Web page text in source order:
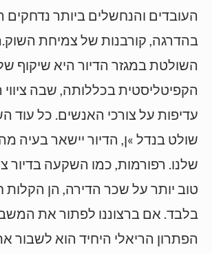
העובדים והנחשלים ביותר נדחקים
בהדרגה, קורבנות של צמיחת
השולטת במגזר הדיור היא שיקוף
הקפיטליסטית בכללותה, שבה
עדיפות על צורכי האנשים. כל עוד
שולט בנדל »ן, הדיור יישאר בעיה
שלנו. רפורמות, כמו השקעה בדיור
טוב יותר על שכר הדירה, הן הקלות
בלבד. אם ברצוננו לפתור את
הפתרון הריאלי היחיד הוא לשבור